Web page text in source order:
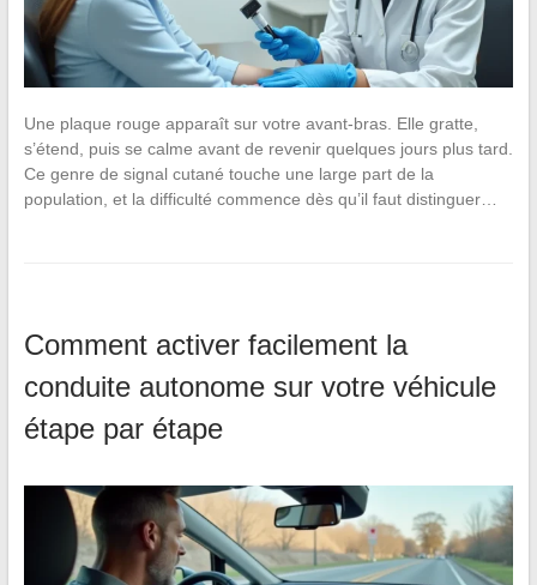
Une plaque rouge apparaît sur votre avant-bras. Elle gratte,
s’étend, puis se calme avant de revenir quelques jours plus tard.
Ce genre de signal cutané touche une large part de la
population, et la difficulté commence dès qu’il faut distinguer…
Comment activer facilement la
conduite autonome sur votre véhicule
étape par étape